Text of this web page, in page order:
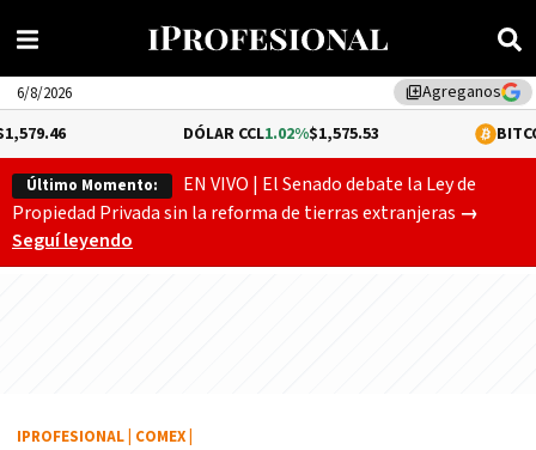
library_addAgreganos
6/8/2026
1.02%$1,575.53 -0.17%
Último Momento:
EN VIVO | El Senado debate la Ley de
Propiedad Privada sin la reforma de tierras extranjeras →
Seguí leyendo
IPROFESIONAL COMEX